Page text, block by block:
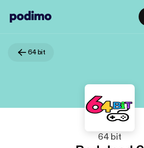
64 bit
64 bit